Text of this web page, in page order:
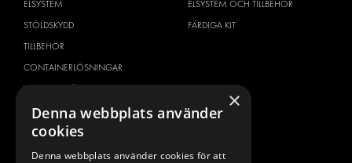
ELSYSTEM
STÖLDSKYDD
TILLBEHÖR
CONTAINERLÖSNINGAR
VERKSTADSLÖSNINGAR
DEKOR
FLEET MANAGEMENT
SERVICE CENTERS
ELSYSTEM OCH TILLBEHÖR
FÄRDIGA KIT
×
Denna webbplats använder
cookies
Denna webbplats använder cookies för att